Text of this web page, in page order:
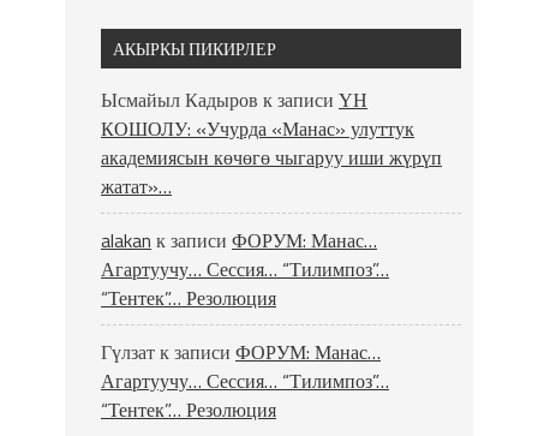
АКЫРКЫ ПИКИРЛЕР
Ысмайыл Кадыров к записи ҮН
КОШОЛУ: «Учурда «Манас» улуттук
академиясын көчөгө чыгаруу иши жүрүп
жатат»…
alakan к записи ФОРУМ: Манас…
Агартуучу… Сессия… “Тилимпоз”…
“Тентек”… Резолюция
Гүлзатк записи ФОРУМ: Манас…
Агартуучу… Сессия… “Тилимпоз”…
“Тентек”… Резолюция